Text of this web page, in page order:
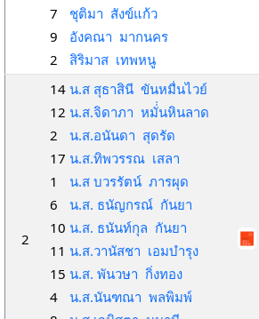
7
ชุติมา สังข์แก้ว
9
อังคณา มากนคร
2
สิริมาส เทพหนู
2
14 น.ส สุธาสินี ขันหมื่นไวย์
12 น.ส.จิดาภา หมั่่นหินลาด
2
น.ส.อนันดา สุดรัด
17 น.ส.ทิพวรรณ เสลา
1
น.ส บวรรัตน์ ภารผุด
6
น.ส. ธนัญกรณ์ กันยา
10 น.ส. ธนันท์กุล กันยา
11 น.ส.วานัสชา เอมบำรุง
15 น.ส. พันวษา กิ่งทอง
4
น.ส.นันฑณา พลพิมพ์